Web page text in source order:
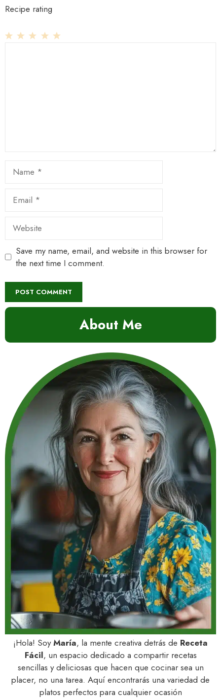
Recipe rating
Name
Email
Website
Save my name, email, and website in this browser for
the next time I comment.
About Me
¡Hola! SoyMaría, la mente creativa detrás de Receta
Fácil, un espacio dedicado a compartir recetas
sencillas y deliciosas que hacen que cocinar sea un
placer, no una tarea. Aquí encontrarás una variedad de
platos perfectos para cualquier ocasión